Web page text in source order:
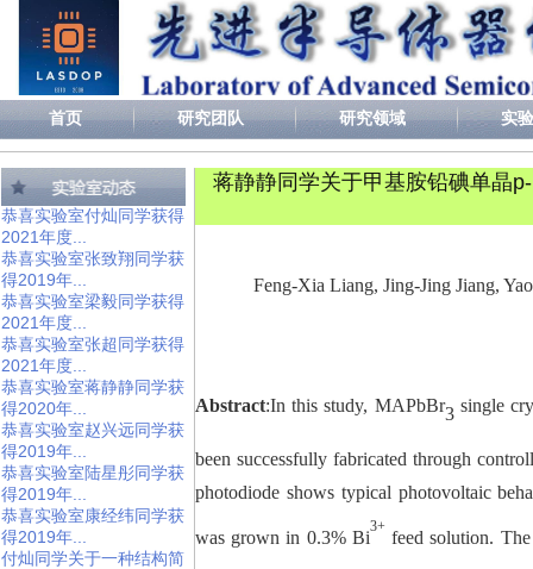
首页 研究团队 研究领域 实
恭喜实验室付灿同学获得
2021年度...
恭喜实验室张致翔同学获
得2019年...
恭喜实验室梁毅同学获得
2021年度...
恭喜实验室张超同学获得
2021年度...
恭喜实验室蒋静静同学获
得2020年...
恭喜实验室赵兴远同学获
得2019年...
恭喜实验室陆星彤同学获
得2019年...
恭喜实验室康经纬同学获
得2019年...
付灿同学关于一种结构简
蒋静静同学关于甲基胺铅碘单晶
Feng-Xia Liang, Jing-Jing Jiang,
Abstract:In this study, MAPbBr3 single
been successfully fabricated through
photodiode shows typical photovoltaic
was grown in 0.3% Bi
3+
feed solution.